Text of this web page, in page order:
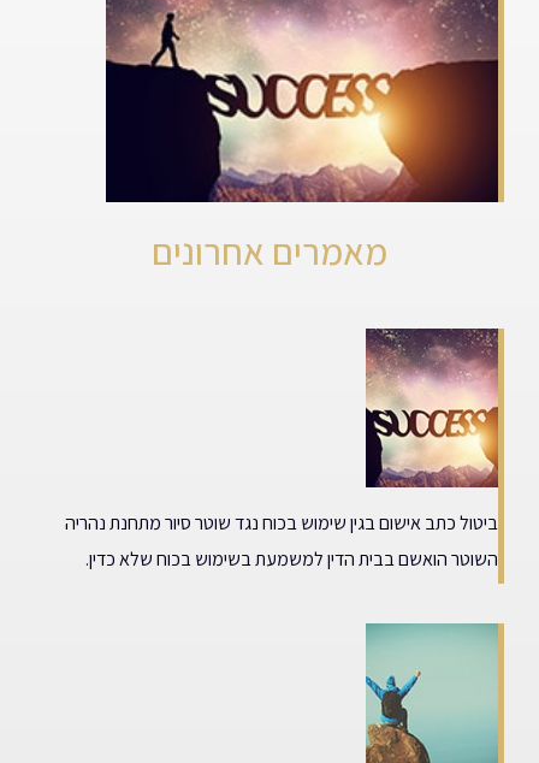
מאמרים אחרונים
ביטול כתב אישום בגין שימוש בכוח נגד שוטר סיור מתחנת נהריה
השוטר הואשם בבית הדין למשמעת בשימוש בכוח שלא כדין.